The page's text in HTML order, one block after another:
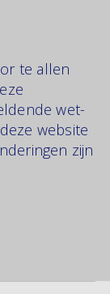
te allen
wet-
website
zijn